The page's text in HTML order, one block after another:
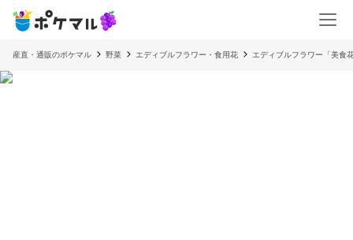
産直・通販のポケマル 野菜 エディブルフラワー・食用花 エディブルフラワー「美食